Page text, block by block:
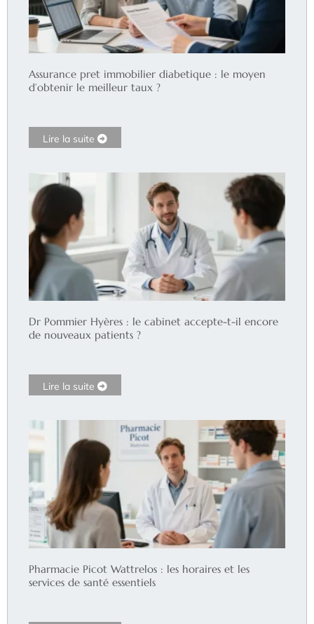
Assurance pret immobilier diabetique : le moyen
d’obtenir le meilleur taux ?
Lire la suite
Dr Pommier Hyères : le cabinet accepte-t-il encore
de nouveaux patients ?
Lire la suite
Pharmacie Picot Wattrelos : les horaires et les
services de santé essentiels